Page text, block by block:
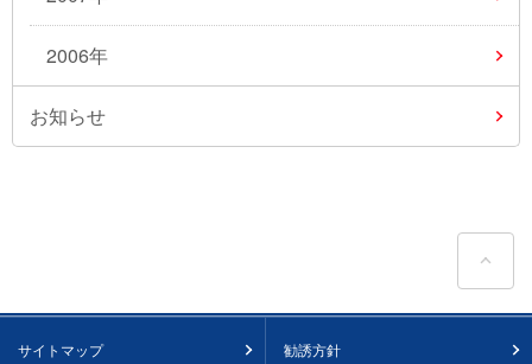
2006年
お知らせ
ペ
サイトマップ 勧誘方針